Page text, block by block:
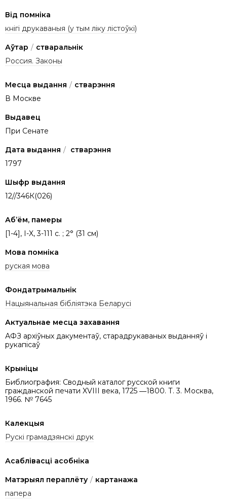
Від помніка
кнігі друкаваныя (у тым ліку лістоўкі)
Аўтар / стваральнік
Россия. Законы
Месца выдання / стварэння
В Москве
Выдавец
При Сенате
Дата выдання / стварэння
1797
Шыфр выдання
12//346К(026)
Аб’ём, памеры
[1-4], I-X, 3-111 с. ; 2° (31 см)
Мова помніка
руская мова
Фондатрымальнік
Нацыянальная бібліятэка Беларусі
Актуальнае месца захавання
АФЗ архіўных дакументаў, старадрукаваных выданняў і
рукапісаў
Крыніцы
Библиография: Сводный каталог русской книги
гражданской печати XVIII века, 1725 ―1800. Т. 3. Москва,
1966. № 7645
Калекцыя
Рускі грамадзянскі друк
Асаблівасці асобніка
Матэрыял пераплёту / картанажа
папера